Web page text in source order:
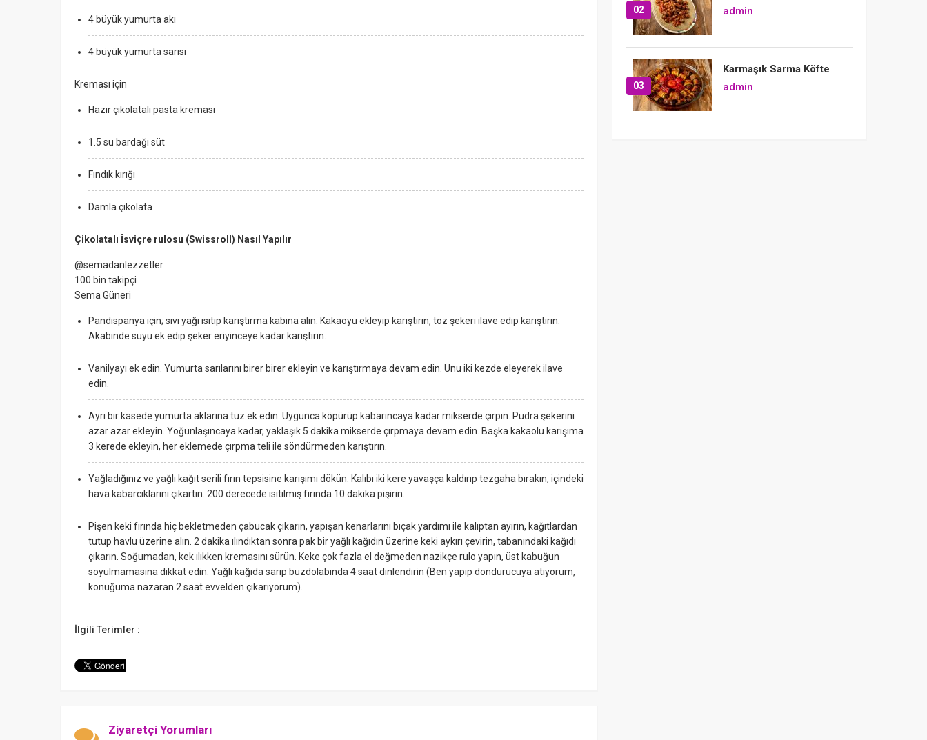
4 büyük yumurta akı
4 büyük yumurta sarısı
Kreması için
Hazır çikolatalı pasta kreması
1.5 su bardağı süt
Fındık kırığı
Damla çikolata
Çikolatalı İsviçre rulosu (Swissroll) Nasıl Yapılır
@semadanlezzetler
100 bin takipçi
Sema Güneri
Pandispanya için; sıvı yağı ısıtıp karıştırma kabına alın. Kakaoyu ekleyip karıştırın, toz şekeri ilave edip karıştırın.
Akabinde suyu ek edip şeker eriyinceye kadar karıştırın.
Vanilyayı ek edin. Yumurta sarılarını birer birer ekleyin ve karıştırmaya devam edin. Unu iki kezde eleyerek ilave
edin.
Ayrı bir kasede yumurta aklarına tuz ek edin. Uygunca köpürüp kabarıncaya kadar mikserde çırpın. Pudra şekerini
azar azar ekleyin. Yoğunlaşıncaya kadar, yaklaşık 5 dakika mikserde çırpmaya devam edin. Başka kakaolu karışıma
3 kerede ekleyin, her eklemede çırpma teli ile söndürmeden karıştırın.
Yağladığınız ve yağlı kağıt serili fırın tepsisine karışımı dökün. Kalıbı iki kere yavaşça kaldırıp tezgaha bırakın, içindeki
hava kabarcıklarını çıkartın. 200 derecede ısıtılmış fırında 10 dakika pişirin.
Pişen keki fırında hiç bekletmeden çabucak çıkarın, yapışan kenarlarını bıçak yardımı ile kalıptan ayırın, kağıtlardan
tutup havlu üzerine alın. 2 dakika ılındıktan sonra pak bir yağlı kağıdın üzerine keki aykırı çevirin, tabanındaki kağıdı
çıkarın. Soğumadan, kek ılıkken kremasını sürün. Keke çok fazla el değmeden nazikçe rulo yapın, üst kabuğun
soyulmamasına dikkat edin. Yağlı kağıda sarıp buzdolabında 4 saat dinlendirin (Ben yapıp dondurucuya atıyorum,
konuğuma nazaran 2 saat evvelden çıkarıyorum).
İlgili Terimler :
Ziyaretçi Yorumları
02
admin
03
Karmaşık Sarma Köfte
admin